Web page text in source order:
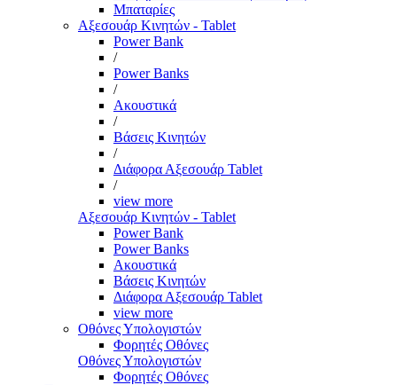
Μπαταρίες
Αξεσουάρ Κινητών - Tablet
Power Bank
/
Power Banks
/
Ακουστικά
/
Βάσεις Κινητών
/
Διάφορα Αξεσουάρ Tablet
/
view more
Αξεσουάρ Κινητών - Tablet
Power Bank
Power Banks
Ακουστικά
Βάσεις Κινητών
Διάφορα Αξεσουάρ Tablet
view more
Οθόνες Υπολογιστών
Φορητές Οθόνες
Οθόνες Υπολογιστών
Φορητές Οθόνες